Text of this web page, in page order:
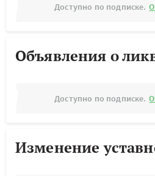
Доступно по подписке.
Объявления о
Доступно по подписке.
Изменение